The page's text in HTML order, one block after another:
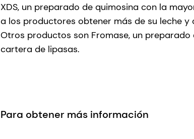
XDS, un preparado de quimosina con la
a los productores obtener más de su leche y
Otros productos son Fromase, un
cartera de lipasas.
Para obtener más información